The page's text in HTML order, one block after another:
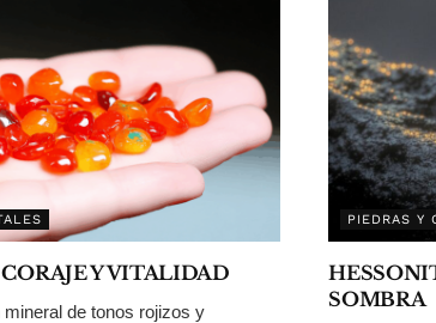
Y VITALIDAD
de tonos rojizos y
PIEDRAS Y
SOMBRA